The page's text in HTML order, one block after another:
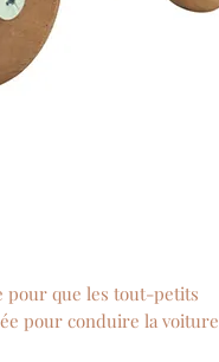
pour que les tout-petits
pour conduire la voiture